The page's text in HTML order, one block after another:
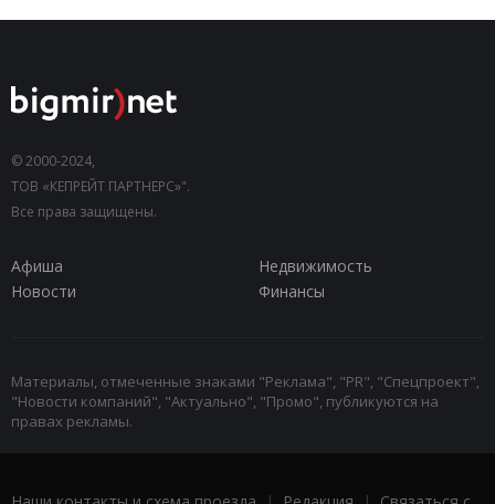
© 2000-2024,
ТОВ «КЕПРЕЙТ ПАРТНЕРС»".
Все права защищены.
Афиша
Недвижимость
Новости
Финансы
Материалы, отмеченные знаками "Реклама", "PR", "Спецпроект",
"Новости компаний", "Актуально", "Промо", публикуются на
правах рекламы.